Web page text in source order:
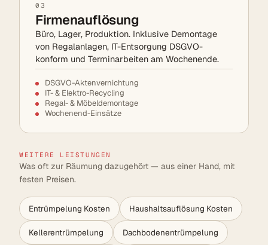
03
Firmenauflösung
Büro, Lager, Produktion. Inklusive Demontage
von Regalanlagen, IT-Entsorgung DSGVO-
konform und Terminarbeiten am Wochenende.
DSGVO-Aktenvernichtung
IT- & Elektro-Recycling
Regal- & Möbeldemontage
Wochenend-Einsätze
WEITERE LEISTUNGEN
Was oft zur Räumung dazugehört — aus einer Hand, mit
festen Preisen.
Entrümpelung Kosten Haushaltsauflösung Kosten
Kellerentrümpelung Dachbodenentrümpelung